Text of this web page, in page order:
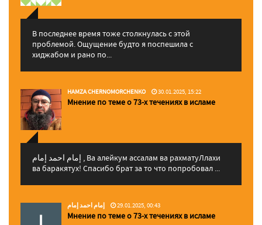
В последнее время тоже столкнулась с этой
проблемой. Ощущение будто я поспешила с
хиджабом и рано по...
HAMZA CHERNOMORCHENKO 30.01.2025, 15:22
Мнение по теме о 73-х течениях в исламе
إمام احمد إمام , Ва алейкум ассалам ва рахматуЛлахи
ва баракятух! Спасибо брат за то что попробовал ...
إمام احمد إمام 29.01.2025, 00:43
Мнение по теме о 73-х течениях в исламе